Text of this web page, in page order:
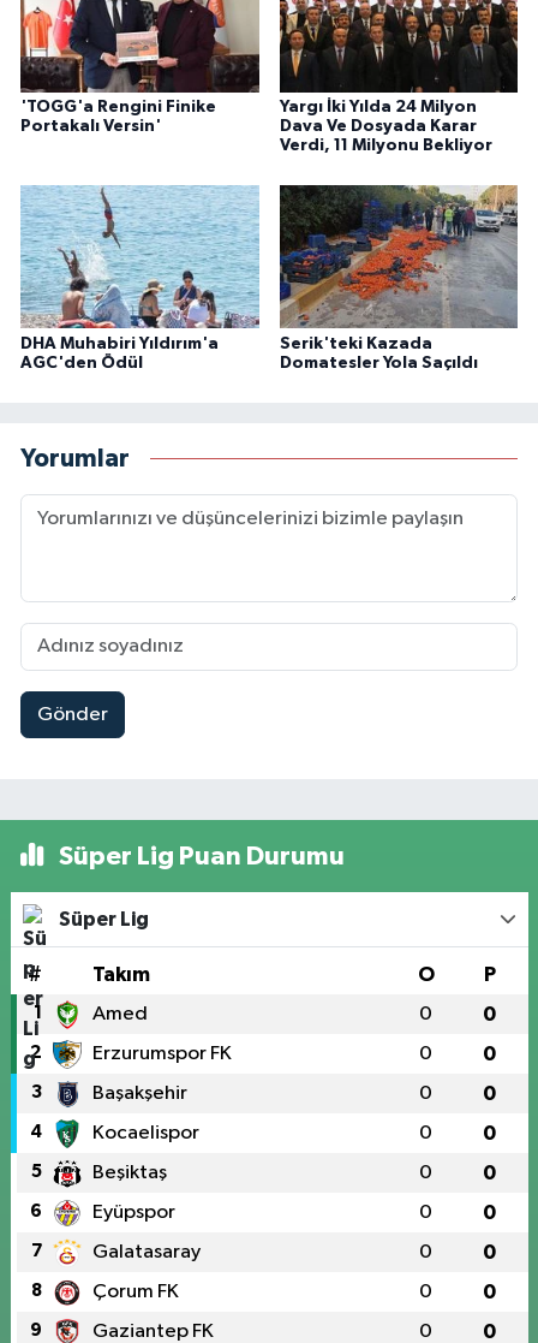
'TOGG'a Rengini Finike
Portakalı Versin'
Yargı İki Yılda 24 Milyon
Dava Ve Dosyada Karar
Verdi, 11 Milyonu Bekliyor
DHA Muhabiri Yıldırım'a
AGC'den Ödül
Serik'teki Kazada
Domatesler Yola Saçıldı
Yorumlar
Gönder
Süper Lig Puan Durumu
Süper Lig
# Takım O P
1 Amed 0 0
2 Erzurumspor FK 0 0
3 Başakşehir 0 0
4 Kocaelispor 0 0
5 Beşiktaş 0 0
6 Eyüpspor 0 0
7 Galatasaray 0 0
8 Çorum FK 0 0
9 Gaziantep FK 0 0